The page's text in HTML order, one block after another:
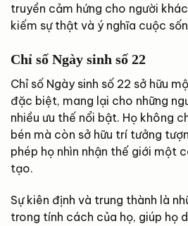
truyền cảm hứng cho người
kiếm sự thật và ý nghĩa cuộc
Chỉ số Ngày sinh số 22
Chỉ số Ngày sinh số 22 sở hữu
đặc biệt, mang lại cho những
nhiều ưu thế nổi bật. Họ không
bén mà còn sở hữu trí tưởng
phép họ nhìn nhận thế giới một
tạo.
Sự kiên định và trung thành là
trong tính cách của họ, giúp họ